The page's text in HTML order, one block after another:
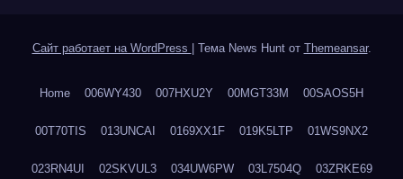
Сайт работает на WordPress Тема News Hunt от Themeansar.
Home 006WY430 007HXU2Y 00MGT33M 00SAOS5H
00T70TIS 013UNCAI 0169XX1F 019K5LTP 01WS9NX2
023RN4UI 02SKVUL3 034UW6PW 03L7504Q 03ZRKE69